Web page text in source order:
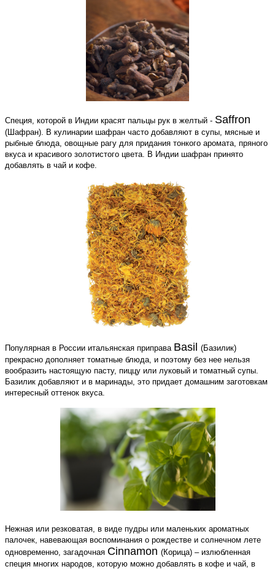
Специя, которой в Индии красят пальцы рук в желтый - Saffron
(Шафран). В кулинарии шафран часто добавляют в супы, мясные и
рыбные блюда, овощные рагу для придания тонкого аромата, пряного
вкуса и красивого золотистого цвета. В Индии шафран принято
добавлять в чай и кофе.
Популярная в России итальянская приправа Basil (Базилик)
прекрасно дополняет томатные блюда, и поэтому без нее нельзя
вообразить настоящую пасту, пиццу или луковый и томатный супы.
Базилик добавляют и в маринады, это придает домашним заготовкам
интересный оттенок вкуса.
Нежная или резковатая, в виде пудры или маленьких ароматных
палочек, навевающая воспоминания о рождестве и солнечном лете
одновременно, загадочная Cinnamon (Корица) – излюбленная
специя многих народов, которую можно добавлять в кофе и чай, в